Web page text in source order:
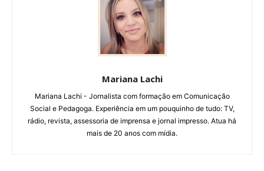
Mariana Lachi
Mariana Lachi - Jornalista com formação em Comunicação
Social e Pedagoga. Experiência em um pouquinho de tudo: TV,
rádio, revista, assessoria de imprensa e jornal impresso. Atua há
mais de 20 anos com mídia.